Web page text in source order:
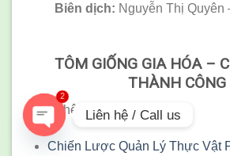
Biên dịch: Nguyễn Thị Quyên
TÔM GIỐNG GIA HÓA –
THÀNH CÔNG
Xem thêm:
Chiến Lược Quản Lý Thực Vật
Liên hệ / Call us
OPEN
2